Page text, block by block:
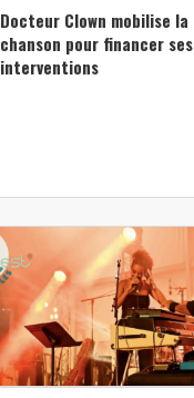
Docteur Clown mobilise la
chanson pour financer ses
interventions